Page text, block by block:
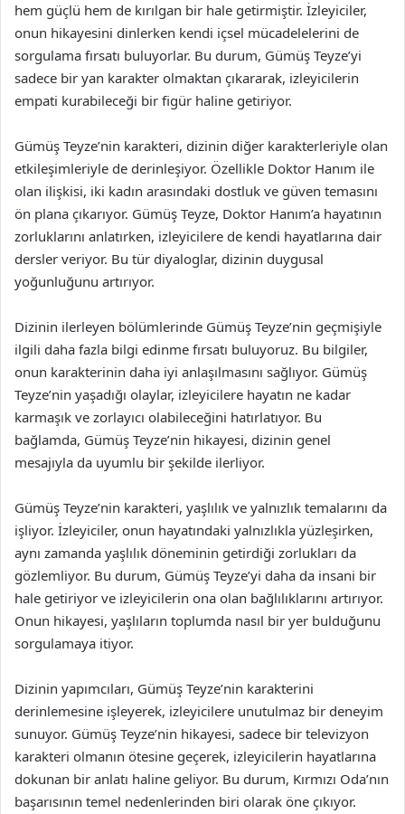
hem güçlü hem de kırılgan bir hale getirmiştir. İzleyiciler,
onun hikayesini dinlerken kendi içsel mücadelelerini de
sorgulama fırsatı buluyorlar. Bu durum, Gümüş Teyze’yi
sadece bir yan karakter olmaktan çıkararak, izleyicilerin
empati kurabileceği bir figür haline getiriyor.
Gümüş Teyze’nin karakteri, dizinin diğer karakterleriyle olan
etkileşimleriyle de derinleşiyor. Özellikle Doktor Hanım ile
olan ilişkisi, iki kadın arasındaki dostluk ve güven temasını
ön plana çıkarıyor. Gümüş Teyze, Doktor Hanım’a hayatının
zorluklarını anlatırken, izleyicilere de kendi hayatlarına dair
dersler veriyor. Bu tür diyaloglar, dizinin duygusal
yoğunluğunu artırıyor.
Dizinin ilerleyen bölümlerinde Gümüş Teyze’nin geçmişiyle
ilgili daha fazla bilgi edinme fırsatı buluyoruz. Bu bilgiler,
onun karakterinin daha iyi anlaşılmasını sağlıyor. Gümüş
Teyze’nin yaşadığı olaylar, izleyicilere hayatın ne kadar
karmaşık ve zorlayıcı olabileceğini hatırlatıyor. Bu
bağlamda, Gümüş Teyze’nin hikayesi, dizinin genel
mesajıyla da uyumlu bir şekilde ilerliyor.
Gümüş Teyze’nin karakteri, yaşlılık ve yalnızlık temalarını da
işliyor. İzleyiciler, onun hayatındaki yalnızlıkla yüzleşirken,
aynı zamanda yaşlılık döneminin getirdiği zorlukları da
gözlemliyor. Bu durum, Gümüş Teyze’yi daha da insani bir
hale getiriyor ve izleyicilerin ona olan bağlılıklarını artırıyor.
Onun hikayesi, yaşlıların toplumda nasıl bir yer bulduğunu
sorgulamaya itiyor.
Dizinin yapımcıları, Gümüş Teyze’nin karakterini
derinlemesine işleyerek, izleyicilere unutulmaz bir deneyim
sunuyor. Gümüş Teyze’nin hikayesi, sadece bir televizyon
karakteri olmanın ötesine geçerek, izleyicilerin hayatlarına
dokunan bir anlatı haline geliyor. Bu durum, Kırmızı Oda’nın
başarısının temel nedenlerinden biri olarak öne çıkıyor.